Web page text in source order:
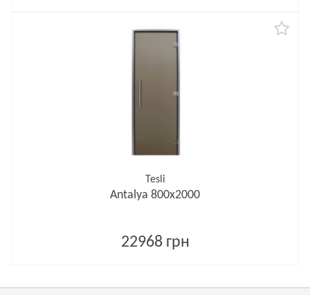
Tesli
Antalya 800х2000
22968 грн